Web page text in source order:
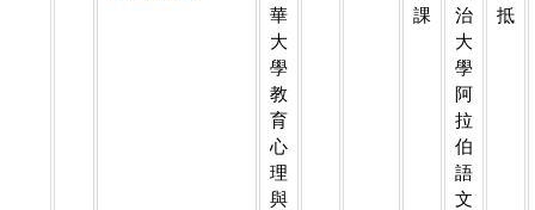
華
大
學
教
育
心
理
與
課
治
大
學
阿
拉
伯
語
文
抵